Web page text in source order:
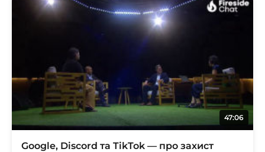
47:06
Google, Discord та TikTok — про захист